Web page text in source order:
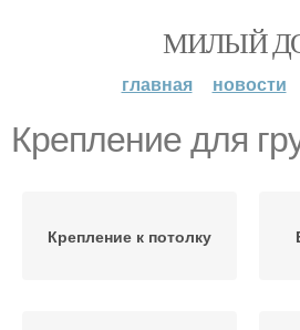
МИЛЫЙ
главная новости
Крепление для
Крепление к потолку